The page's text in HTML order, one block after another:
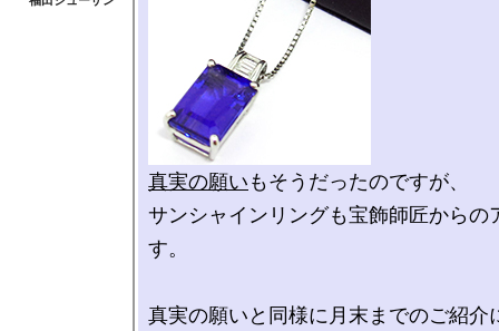
真実の願いもそうだったのですが、
サンシャインリングも宝飾師匠からの
す。